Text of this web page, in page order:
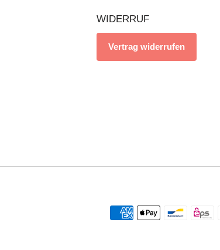
WIDERRUF
Vertrag widerrufen